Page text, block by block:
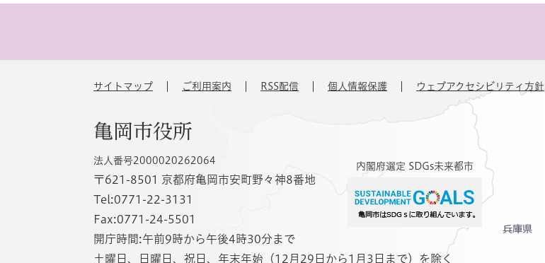
サイトマップ ご利用案内 RSS配信 個人情報保護 ウェブアクセシビリティ方針
亀岡市役所
法人番号2000020262064
〒621-8501 京都府亀岡市安町野々神8番地
Tel:0771-22-3131
Fax:0771-24-5501
開庁時間:午前9時から午後4時30分まで
土曜日、日曜日、祝日、年末年始（12月29日から1月3日まで）を除く
内閣府選定 SDGs未来都市